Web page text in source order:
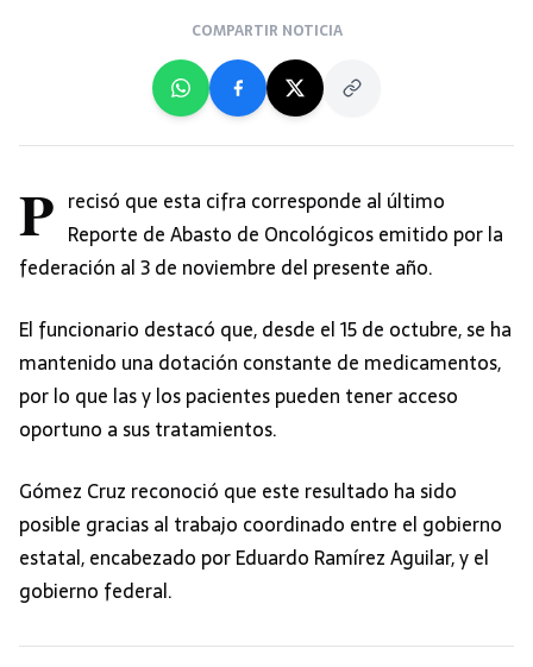
COMPARTIR NOTICIA
P recisó que esta cifra corresponde al último
Reporte de Abasto de Oncológicos emitido por la
federación al 3 de noviembre del presente año.
El funcionario destacó que, desde el 15 de octubre, se ha
mantenido una dotación constante de medicamentos,
por lo que las y los pacientes pueden tener acceso
oportuno a sus tratamientos.
Gómez Cruz reconoció que este resultado ha sido
posible gracias al trabajo coordinado entre el gobierno
estatal, encabezado por Eduardo Ramírez Aguilar, y el
gobierno federal.